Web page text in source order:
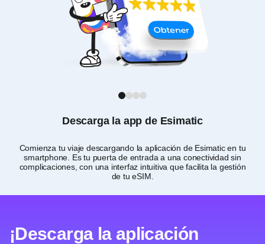
Descarga la app de Esimatic
Comienza tu viaje descargando la aplicación de Esimatic en tu
smartphone. Es tu puerta de entrada a una conectividad sin
complicaciones, con una interfaz intuitiva que facilita la gestión
de tu eSIM.
1
¡Descarga la aplicación